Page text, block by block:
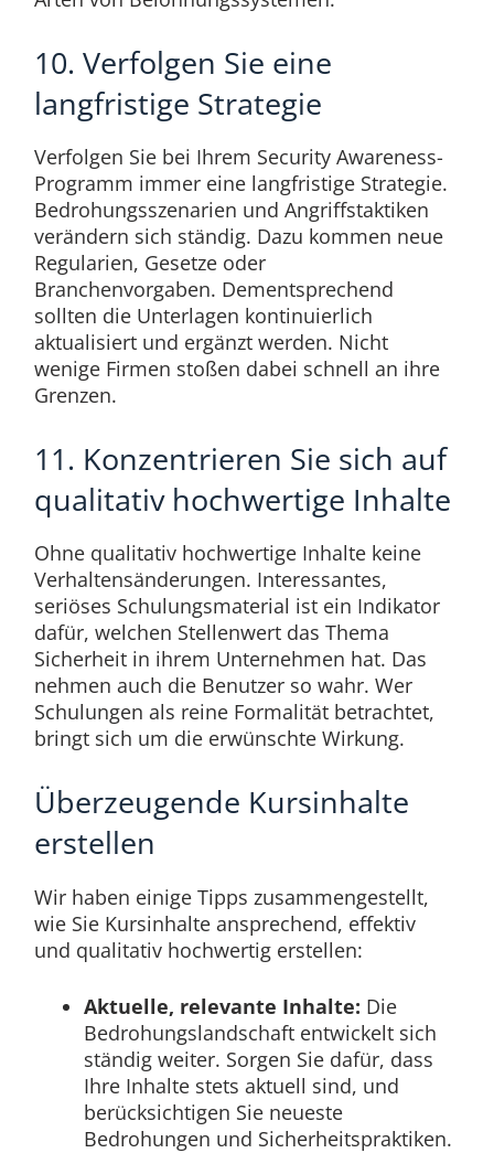
10. Verfolgen Sie eine
langfristige Strategie
Verfolgen Sie bei Ihrem Security Awareness-
Programm immer eine langfristige Strategie.
Bedrohungsszenarien und Angriffstaktiken
verändern sich ständig. Dazu kommen neue
Regularien, Gesetze oder
Branchenvorgaben. Dementsprechend
sollten die Unterlagen kontinuierlich
aktualisiert und ergänzt werden. Nicht
wenige Firmen stoßen dabei schnell an ihre
Grenzen.
11. Konzentrieren Sie sich auf
qualitativ hochwertige Inhalte
Ohne qualitativ hochwertige Inhalte keine
Verhaltensänderungen. Interessantes,
seriöses Schulungsmaterial ist ein Indikator
dafür, welchen Stellenwert das Thema
Sicherheit in ihrem Unternehmen hat. Das
nehmen auch die Benutzer so wahr. Wer
Schulungen als reine Formalität betrachtet,
bringt sich um die erwünschte Wirkung.
Überzeugende Kursinhalte
erstellen
Wir haben einige Tipps zusammengestellt,
wie Sie Kursinhalte ansprechend, effektiv
und qualitativ hochwertig erstellen:
Aktuelle, relevante Inhalte: Die
Bedrohungslandschaft entwickelt sich
ständig weiter. Sorgen Sie dafür, dass
Ihre Inhalte stets aktuell sind, und
berücksichtigen Sie neueste
Bedrohungen und Sicherheitspraktiken.